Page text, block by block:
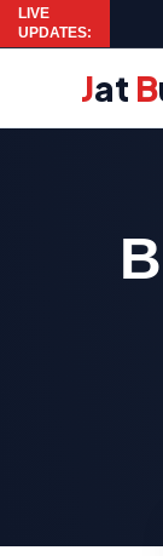
LIVE
UPDATES:
Jat B